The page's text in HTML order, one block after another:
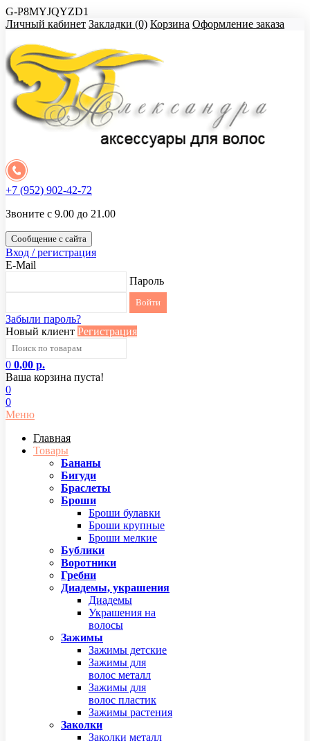
G-P8MYJQYZD1
Личный кабинет Закладки (0) Корзина Оформление заказа
+7 (952) 902-42-72
Звоните с 9.00 до 21.00
Сообщение с сайта
Вход / регистрация
E-Mail
Пароль
Забыли пароль?
Новый клиент Регистрация
0 0,00 р.
Ваша корзина пуста!
0
0
Меню
Главная
Товары
Бананы
Бигуди
Браслеты
Броши
Броши булавки
Броши крупные
Броши мелкие
Бублики
Воротники
Гребни
Диадемы, украшения
Диадемы
Украшения на
волосы
Зажимы
Зажимы детские
Зажимы для
волос металл
Зажимы для
волос пластик
Зажимы растения
Заколки
Заколки металл